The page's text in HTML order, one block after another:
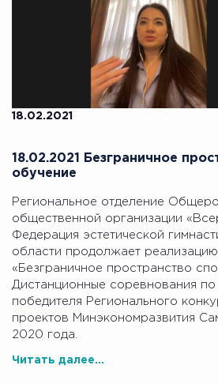
18.02.2021
18.02.2021 Безграничное
обучение
Региональное отделение
общественной организации
Федерация эстетической
области продолжает
«Безграничное пространство
Дистанционные соревнования по
победителя Регионального
проектов Минэкономразвития
2020 года.
Читать далее...